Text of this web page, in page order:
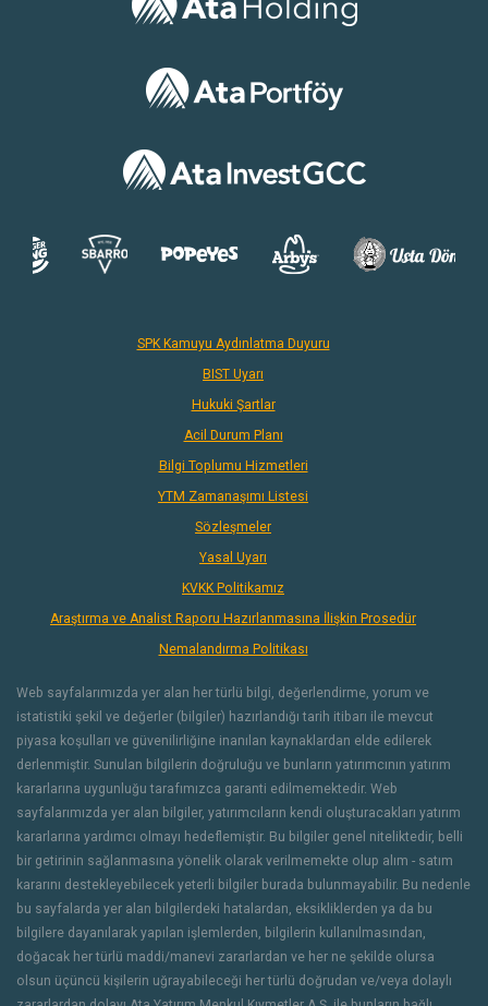
SPK Kamuyu Aydınlatma Duyuru
BIST Uyarı
Hukuki Şartlar
Acil Durum Planı
Bilgi Toplumu Hizmetleri
YTM Zamanaşımı Listesi
Sözleşmeler
Yasal Uyarı
KVKK Politikamız
Araştırma ve Analist Raporu Hazırlanmasına İlişkin Prosedür
Nemalandırma Politikası
Web sayfalarımızda yer alan her türlü bilgi, değerlendirme, yorum ve
istatistiki şekil ve değerler (bilgiler) hazırlandığı tarih itibarı ile mevcut
piyasa koşulları ve güvenilirliğine inanılan kaynaklardan elde edilerek
derlenmiştir. Sunulan bilgilerin doğruluğu ve bunların yatırımcının yatırım
kararlarına uygunluğu tarafımızca garanti edilmemektedir. Web
sayfalarımızda yer alan bilgiler, yatırımcıların kendi oluşturacakları yatırım
kararlarına yardımcı olmayı hedeflemiştir. Bu bilgiler genel niteliktedir, belli
bir getirinin sağlanmasına yönelik olarak verilmemekte olup alım - satım
kararını destekleyebilecek yeterli bilgiler burada bulunmayabilir. Bu nedenle
bu sayfalarda yer alan bilgilerdeki hatalardan, eksikliklerden ya da bu
bilgilere dayanılarak yapılan işlemlerden, bilgilerin kullanılmasından,
doğacak her türlü maddi/manevi zararlardan ve her ne şekilde olursa
olsun üçüncü kişilerin uğrayabileceği her türlü doğrudan ve/veya dolaylı